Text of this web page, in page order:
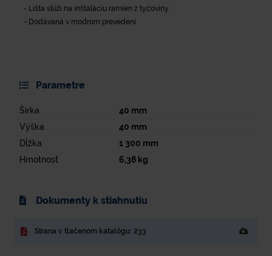
- Lišta slúži na inštaláciu ramien z tyčoviny.
- Dodávaná v modrom prevedení.
Parametre
Šírka 40 mm
Výška
40 mm
Dĺžka
1 300 mm
Hmotnosť
6,38kg
Dokumenty k stiahnutiu
Strana v tlačenom katalógu: 233